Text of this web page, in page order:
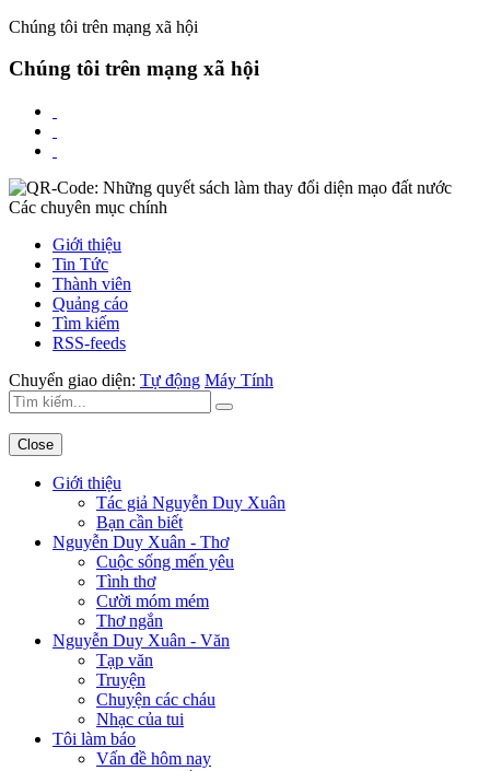
Chúng tôi trên mạng xã hội
Chúng tôi trên mạng xã hội
Các chuyên mục chính
Giới thiệu
Tin Tức
Thành viên
Quảng cáo
Tìm kiếm
RSS-feeds
Chuyển giao diện: Tự động Máy Tính
Close
Giới thiệu
Tác giả Nguyễn Duy Xuân
Bạn cần biết
Nguyễn Duy Xuân - Thơ
Cuộc sống mến yêu
Tình thơ
Cười móm mém
Thơ ngắn
Nguyễn Duy Xuân - Văn
Tạp văn
Truyện
Chuyện các cháu
Nhạc của tui
Tôi làm báo
Vấn đề hôm nay